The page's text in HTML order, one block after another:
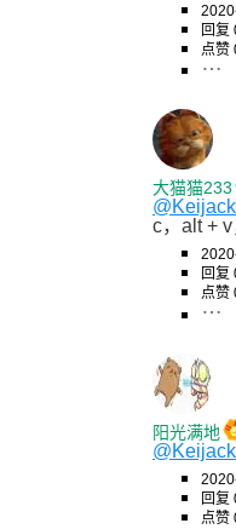
回复
点赞
大猫猫233
@Keijack
c，alt + v
回复
点赞
阳光满地
@Keijack
回复
点赞